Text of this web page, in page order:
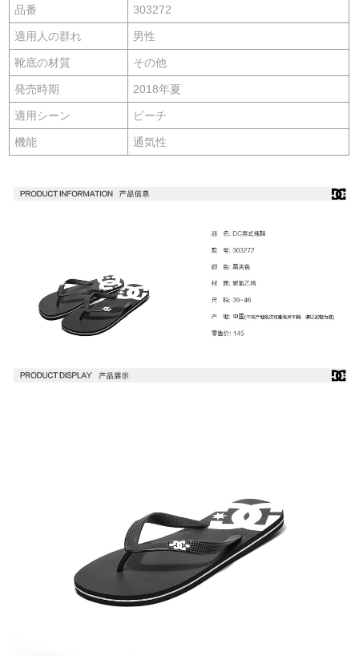
品番 303272
適用人の群れ 男性
靴底の材質 その他
発売時期 2018年夏
適用シーン ビーチ
機能 通気性